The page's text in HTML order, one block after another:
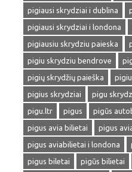
pigiausi skrydziai i dublina
pigiausi skrydziai i londona
pigiausiu skrydziu paieska
pigiu skrydziu bendrove
pigių skrydžių paieška
pigius skrydziai
pigu
pigu.ltr
pigus
pigūs
pigus avia bilietai
pigus
pigus aviabilietai i londona
pigus biletai
pigūs bilietai